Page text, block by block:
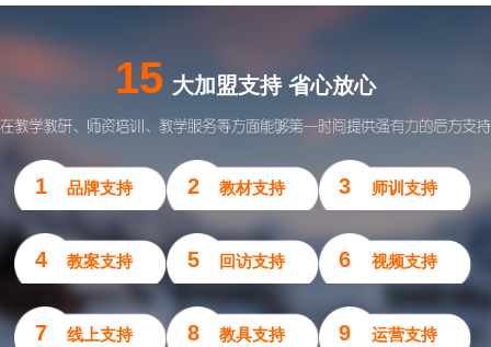
15 大加盟支持 省心放心
1 品牌支持 2 教材支持 3 师训支持
4 教案支持 5 回访支持 6 视频支持
7 线上支持 8 教具支持 9 运营支持